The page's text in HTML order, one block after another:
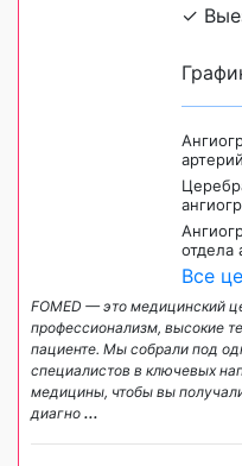
✓
артерий
отдела
Все
FOMED — это медицинский
профессионализм, высокие
пациенте. Мы собрали под
специалистов в ключевых
медицины, чтобы вы
диагно ...